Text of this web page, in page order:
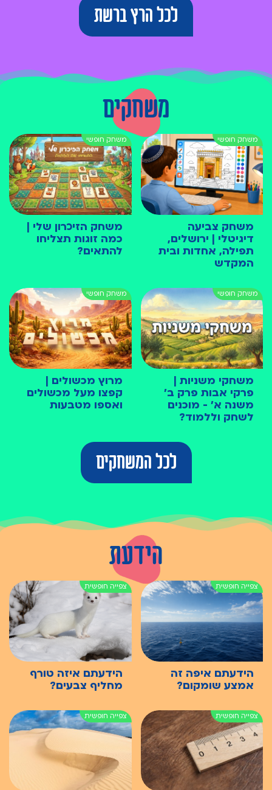
לכל הרץ ברשת
משחקים
משחק צביעה
דיגיטלי | ירושלים,
תפילה, אחדות ובית
המקדש
משחק הזיכרון שלי |
כמה זוגות תצליחו
להתאים?
משחקי משניות |
פרקי אבות פרק ב׳
משנה א׳ - מוכנים
לשחק וללמוד?
מרוץ מכשולים |
קפצו מעל מכשולים
ואספו מטבעות
לכל המשחקים
הידעת
הידעתם איפה זה
אמצע שומקום?
הידעתם איזה טורף
מחליף צבעים?